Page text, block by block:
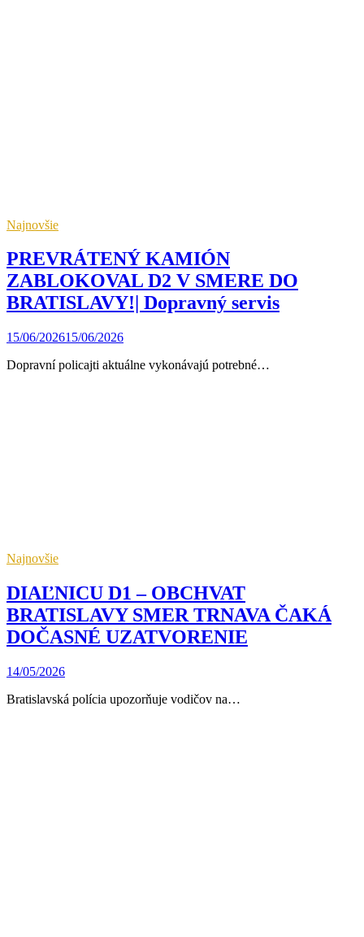
Najnovšie
PREVRÁTENÝ KAMIÓN
ZABLOKOVAL D2 V SMERE DO
BRATISLAVY!| Dopravný servis
15/06/202615/06/2026
Dopravní policajti aktuálne vykonávajú potrebné…
Najnovšie
DIAĽNICU D1 – OBCHVAT
BRATISLAVY SMER TRNAVA ČAKÁ
DOČASNÉ UZATVORENIE
14/05/2026
Bratislavská polícia upozorňuje vodičov na…